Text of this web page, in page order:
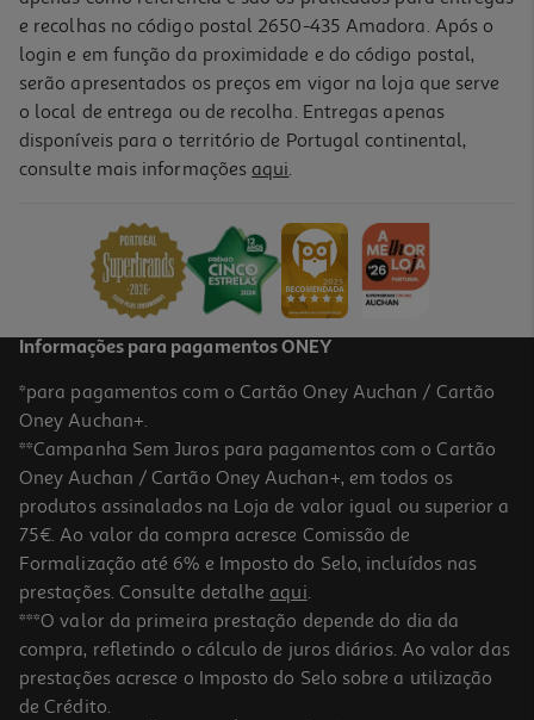
e recolhas no código postal 2650-435 Amadora. Após o
login e em função da proximidade e do código postal,
serão apresentados os preços em vigor na loja que serve
o local de entrega ou de recolha. Entregas apenas
disponíveis para o território de Portugal continental,
consulte mais informações aqui.
Informações para pagamentos ONEY
*para pagamentos com o Cartão Oney Auchan / Cartão
Oney Auchan+.
**Campanha Sem Juros para pagamentos com o Cartão
Oney Auchan / Cartão Oney Auchan+, em todos os
produtos assinalados na Loja de valor igual ou superior a
75€. Ao valor da compra acresce Comissão de
Formalização até 6% e Imposto do Selo, incluídos nas
prestações. Consulte detalhe aqui.
***O valor da primeira prestação depende do dia da
compra, refletindo o cálculo de juros diários. Ao valor das
prestações acresce o Imposto do Selo sobre a utilização
de Crédito.